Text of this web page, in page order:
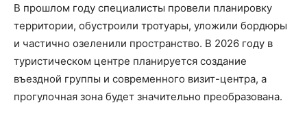
В прошлом году специалисты провели планировку
территории, обустроили тротуары, уложили бордюры
и частично озеленили пространство. В 2026 году в
туристическом центре планируется создание
въездной группы и современного визит-центра, а
прогулочная зона будет значительно преобразована.